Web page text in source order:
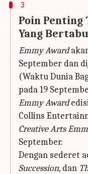
3
Poin Penting
Yang
Emmy Award
September dan
(Waktu Dunia
pada 19
Emmy Award
Collins
Creative Arts
September.
Dengan sederet
Succession, dan